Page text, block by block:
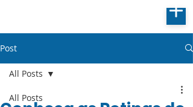
Post
All Posts
All Posts